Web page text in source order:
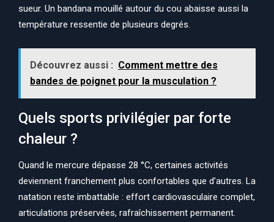
sueur. Un bandana mouillé autour du cou abaisse aussi la
température ressentie de plusieurs degrés.
Découvrez aussi : Comment mettre des
bandes de poignet pour la musculation ?
Quels sports privilégier par forte
chaleur ?
Quand le mercure dépasse 28 °C, certaines activités
deviennent franchement plus confortables que d’autres. La
natation reste imbattable : effort cardiovasculaire complet,
articulations préservées, rafraîchissement permanent.